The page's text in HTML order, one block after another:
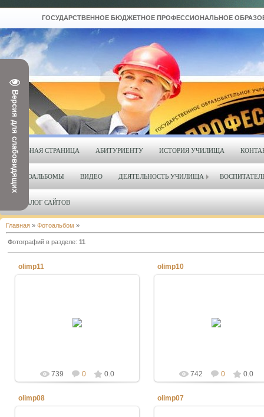
Версия для слабовидящих
ГОСУДАРСТВЕННОЕ БЮДЖЕТНОЕ ПРОФЕССИОНАЛЬНОЕ
ГЛАВНАЯ СТРАНИЦА АБИТУРИЕНТУ ИСТОРИЯ УЧИЛИЩА
ФОТОАЛЬБОМЫ ВИДЕО ДЕЯТЕЛЬНОСТЬ УЧИЛИЩА
КАТАЛОГ САЙТОВ
Главная » Фотоальбом »
Фотографий в разделе: 11
olimp11
739 0 0.0
olimp10
742 0 0.0
olimp08 olimp07